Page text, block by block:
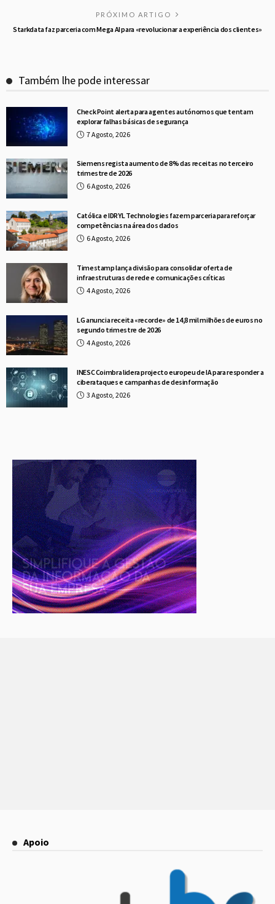
PRÓXIMO ARTIGO
Starkdata faz parceria com Mega AI para «revolucionar a experiência dos clientes»
Também lhe pode interessar
Check Point alerta para agentes autónomos que tentam
explorar falhas básicas de segurança
7 Agosto, 2026
Siemens regista aumento de 8% das receitas no terceiro
trimestre de 2026
6 Agosto, 2026
Católica e IDRYL Technologies fazem parceria para reforçar
competências na área dos dados
6 Agosto, 2026
Timestamp lança divisão para consolidar oferta de
infraestruturas de rede e comunicações críticas
4 Agosto, 2026
LG anuncia receita «recorde» de 14,8 mil milhões de euros no
segundo trimestre de 2026
4 Agosto, 2026
INESC Coimbra lidera projecto europeu de IA para responder a
ciberataques e campanhas de desinformação
3 Agosto, 2026
Apoio